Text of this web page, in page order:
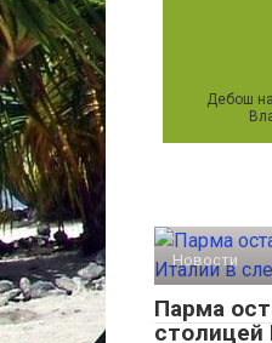
Дебош
Новости
Парма